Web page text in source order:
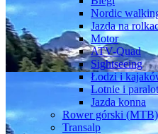
Nordic
Jazda na
Motor
ATV-Quad
Sightseeing
Łodzi i
Lotnie i
Jazda konna
Rower górski (MTB)
Transalp